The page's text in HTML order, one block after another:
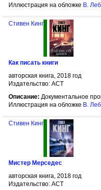
Иллюстрация на обложке В.
Стивен Кинг
Как писать книги
авторская книга, 2018 год
Издательство: АСТ
Описание: Документальное
Иллюстрация на обложке В.
Стивен Кинг
Мистер Мерседес
авторская книга, 2018 год
Издательство: АСТ